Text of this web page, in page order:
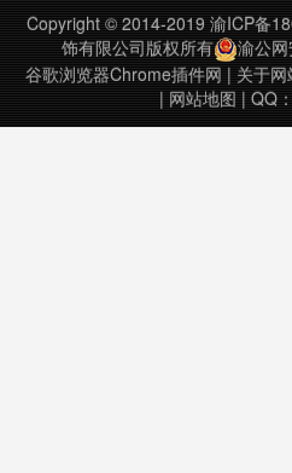
蔽网站提示。Rem……
Copyright © 2014-2019 渝ICP备
饰有限公司版权所有
渝公
谷歌浏览器Chrome插件网 | 关于网
| 网站地图 | QQ